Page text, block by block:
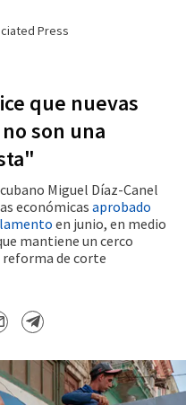
Press
que nuevas
son una
Miguel Díaz-Canel
económicas aprobado
en junio, en medio
mantiene un cerco
de corte